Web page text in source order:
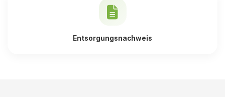
Entsorgungsnachweis